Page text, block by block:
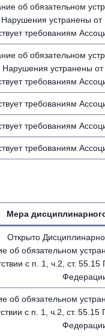
об обязательном
Нарушения устранены от
требованиям
об обязательном
Нарушения устранены от
требованиям
требованиям
требованиям
требованиям
Мера
Открыто
об обязательном
с п. 1, ч.2, ст.
об обязательном
с п. 1, ч.2, ст.